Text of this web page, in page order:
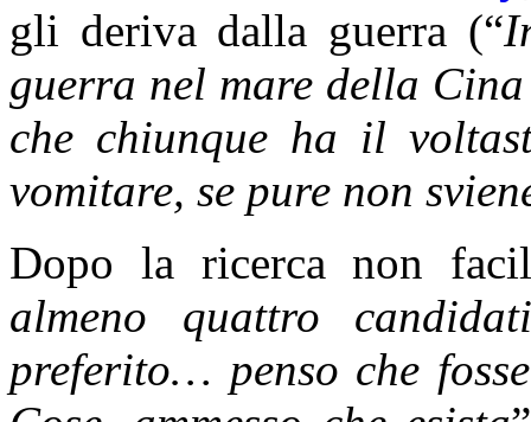
gli deriva dalla guerra (“
guerra nel mare della
che chiunque ha il
vomitare, se pure non
Dopo la ricerca non
almeno quattro
preferito… penso che